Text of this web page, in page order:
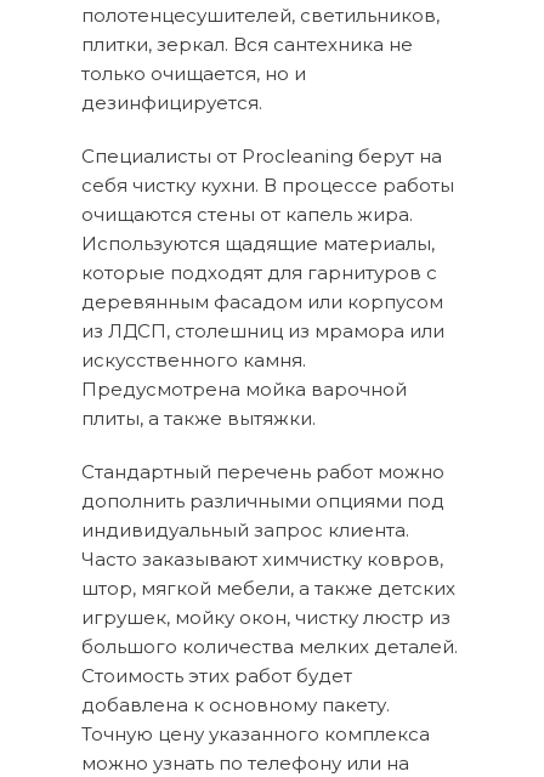
полотенцесушителей, светильников,
плитки, зеркал. Вся сантехника не
только очищается, но и
дезинфицируется.
Специалисты от Procleaning берут на
себя чистку кухни. В процессе работы
очищаются стены от капель жира.
Используются щадящие материалы,
которые подходят для гарнитуров с
деревянным фасадом или корпусом
из ЛДСП, столешниц из мрамора или
искусственного камня.
Предусмотрена мойка варочной
плиты, а также вытяжки.
Стандартный перечень работ можно
дополнить различными опциями под
индивидуальный запрос клиента.
Часто заказывают химчистку ковров,
штор, мягкой мебели, а также детских
игрушек, мойку окон, чистку люстр из
большого количества мелких деталей.
Стоимость этих работ будет
добавлена к основному пакету.
Точную цену указанного комплекса
можно узнать по телефону или на